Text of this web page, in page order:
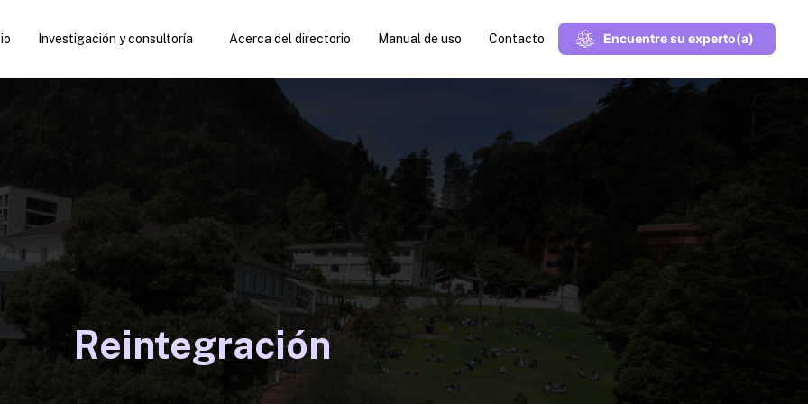
Investigación y consultoría Acerca del directorio Manual de uso Contacto Encuentre su experto(a)
Reintegración